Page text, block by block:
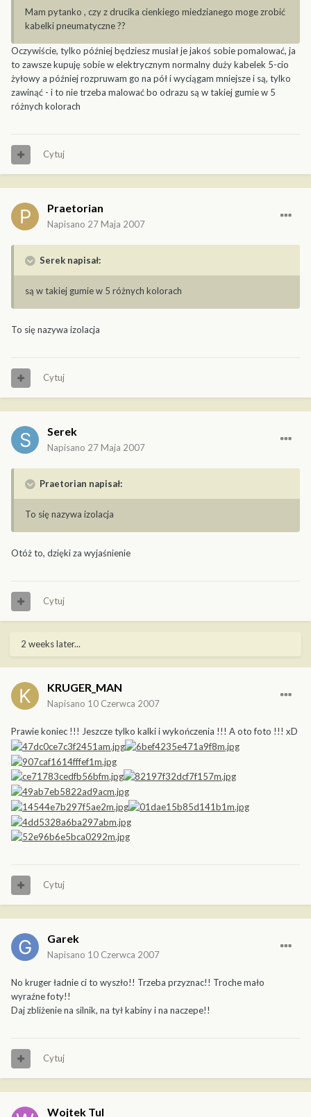
Mam pytanko , czy z drucika cienkiego miedzianego moge zrobić
kabelki pneumatyczne ??
Oczywiście, tylko później będziesz musiał je jakoś sobie pomalować, ja
to zawsze kupuję sobie w elektrycznym normalny duży kabelek 5-cio
żyłowy a później rozpruwam go na pół i wyciągam mniejsze i są, tylko
zawinąć - i to nie trzeba malować bo odrazu są w takiej gumie w 5
różnych kolorach
Cytuj
Praetorian
Napisano 27 Maja 2007
Serek napisał:
są w takiej gumie w 5 różnych kolorach
To się nazywa izolacja
Cytuj
Serek
Napisano 27 Maja 2007
Praetorian napisał:
To się nazywa izolacja
Otóż to, dzięki za wyjaśnienie
Cytuj
2 weeks later...
KRUGER_MAN
Napisano 10 Czerwca 2007
Prawie koniec !!! Jeszcze tylko kalki i wykończenia !!! A oto foto !!! xD
Cytuj
Garek
Napisano 10 Czerwca 2007
No kruger ładnie ci to wyszło!! Trzeba przyznac!! Troche mało
wyraźne foty!!
Daj zbliżenie na silnik, na tył kabiny i na naczepe!!
Cytuj
Wojtek Tul